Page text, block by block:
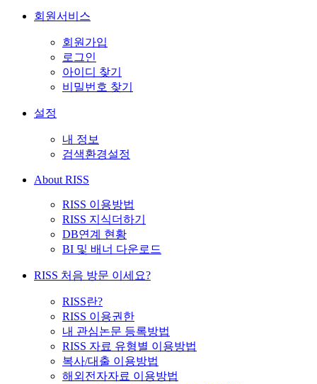
회원서비스
회원가입
로그인
아이디 찾기
비밀번호 찾기
설정
내 정보
검색환경설정
About RISS
RISS 이용방법
RISS 지식더하기
DB연계 현황
BI 및 배너 다운로드
RISS 처음 방문 이세요?
RISS란?
RISS 이용권한
내 관심논문 등록방법
RISS 자료 유형별 이용방법
복사/대출 이용방법
해외전자자료 이용방법